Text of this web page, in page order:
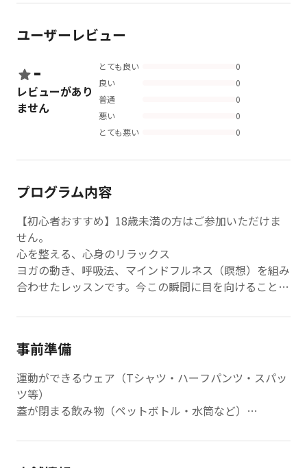
ユーザーレビュー
-
レビューがあり
ません
とても良い
0
良い
0
普通
0
悪い
0
とても悪い
0
プログラム内容
【初心者おすすめ】18歳未満の方はご参加いただけま
せん。
心を整える、心身のリラックス
ヨガの動き、呼吸法、マインドフルネス（瞑想）を組み
合わせたレッスンです。今この瞬間に目を向けることで
事前準備
運動ができるウェア（Tシャツ・ハーフパンツ・スパッ
ツ等）
蓋が閉まる飲み物（ペットボトル・水筒など）
汗拭きタオル